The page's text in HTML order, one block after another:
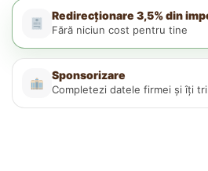
Redirecționare 3,5% din
Fără niciun cost pentru tine
Sponsorizare
Completezi datele firmei și îți